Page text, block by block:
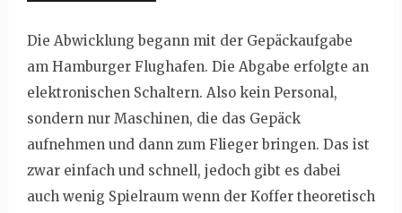
Die Abwicklung begann mit der Gepäckaufgabe
am Hamburger Flughafen. Die Abgabe erfolgte an
elektronischen Schaltern. Also kein Personal,
sondern nur Maschinen, die das Gepäck
aufnehmen und dann zum Flieger bringen. Das ist
zwar einfach und schnell, jedoch gibt es dabei
auch wenig Spielraum wenn der Koffer theoretisch